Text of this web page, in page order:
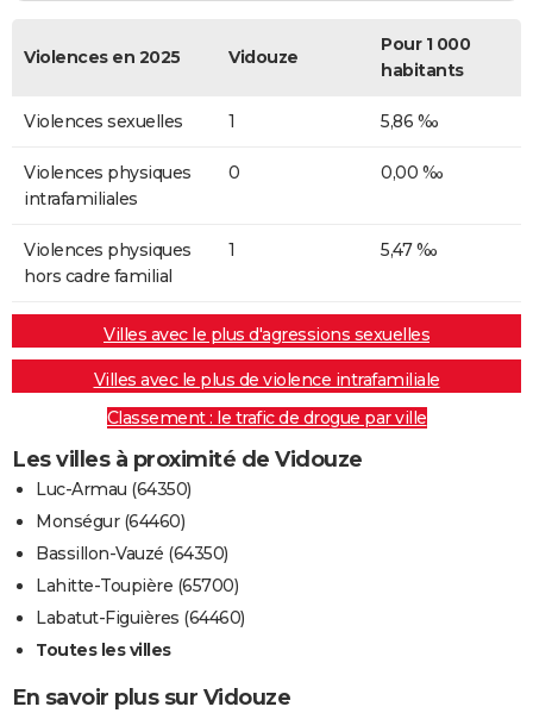
Violences en 2025 Vidouze
Pour 1 000
habitants
Violences sexuelles 1 5,86 ‰
Violences physiques
intrafamiliales
0 0,00 ‰
Violences physiques
hors cadre familial
1 5,47 ‰
Villes avec le plus d'agressions sexuelles
Villes avec le plus de violence intrafamiliale
Classement : le trafic de drogue par ville
Les villes à proximité de Vidouze
Luc-Armau (64350)
Monségur (64460)
Bassillon-Vauzé (64350)
Lahitte-Toupière (65700)
Labatut-Figuières (64460)
Toutes les villes
En savoir plus sur Vidouze